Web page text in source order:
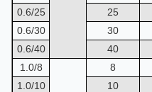
0.6/25
25
0.6/30
30
0.6/40
40
1.0/8
8
1.0/10
10